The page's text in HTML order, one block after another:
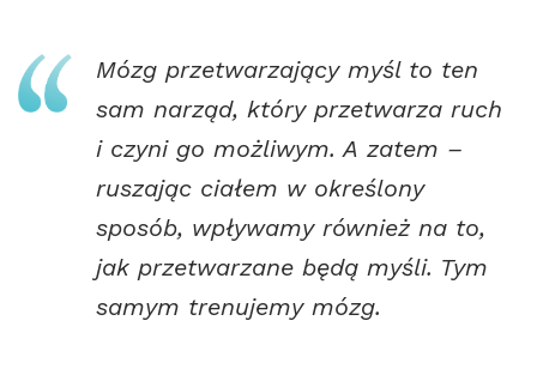
Mózg przetwarzający myśl to ten
sam narząd, który przetwarza ruch
i czyni go możliwym. A zatem –
ruszając ciałem w określony
sposób, wpływamy również na to,
jak przetwarzane będą myśli. Tym
samym trenujemy mózg.